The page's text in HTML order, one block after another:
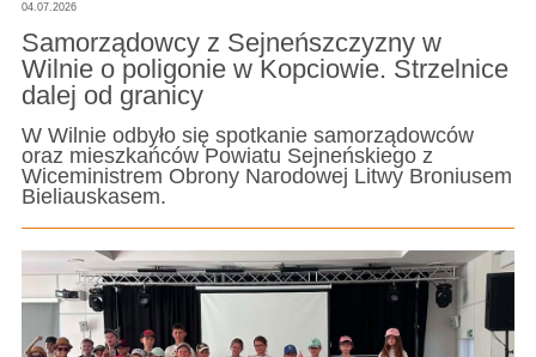
04.07.2026
Samorządowcy z Sejneńszczyzny w
Wilnie o poligonie w Kopciowie. Strzelnice
dalej od granicy
W Wilnie odbyło się spotkanie samorządowców
oraz mieszkańców Powiatu Sejneńskiego z
Wiceministrem Obrony Narodowej Litwy Broniusem
Bieliauskasem.